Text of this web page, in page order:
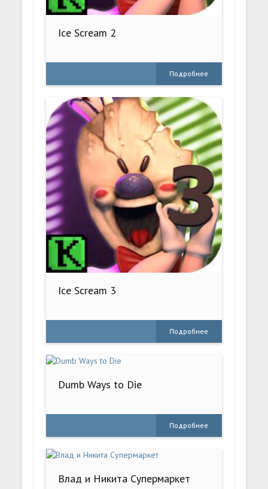
Ice Scream 2
Подробнее
Ice Scream 3
Подробнее
Dumb Ways to Die
Подробнее
Влад и Никита Супермаркет